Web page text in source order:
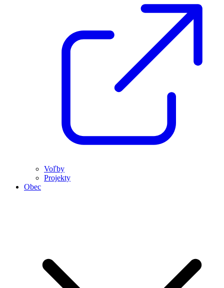
Voľby
Projekty
Obec